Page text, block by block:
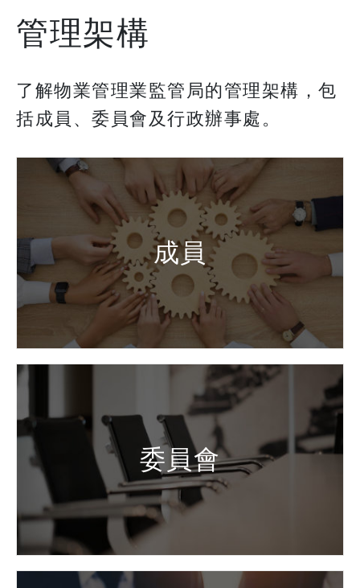
管理架構
了解物業管理業監管局的管理架構，包
括成員、委員會及行政辦事處。
成員
委員會